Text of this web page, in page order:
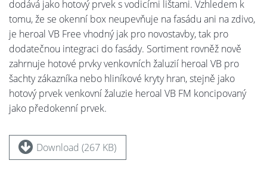
dodává jako hotový prvek s vodicími lištami. Vzhledem k
tomu, že se okenní box neupevňuje na fasádu ani na zdivo,
je heroal VB Free vhodný jak pro novostavby, tak pro
dodatečnou integraci do fasády. Sortiment rovněž nově
zahrnuje hotové prvky venkovních žaluzií heroal VB pro
šachty zákazníka nebo hliníkové kryty hran, stejně jako
hotový prvek venkovní žaluzie heroal VB FM koncipovaný
jako předokenní prvek.
Download (267 KB)